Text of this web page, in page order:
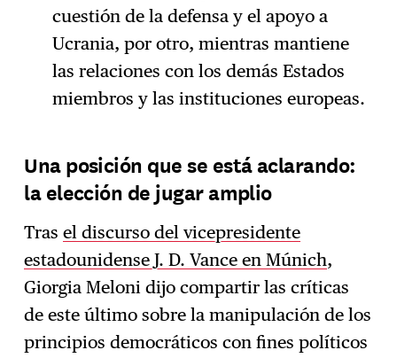
cuestión de la defensa y el apoyo a
Ucrania, por otro, mientras mantiene
las relaciones con los demás Estados
miembros y las instituciones europeas.
Una posición que se está aclarando:
la elección de jugar amplio
Trasel discurso del vicepresidente
estadounidense J. D. Vance en Múnich,
Giorgia Meloni dijo compartir las críticas
de este último sobre la manipulación de los
principios democráticos con fines políticos